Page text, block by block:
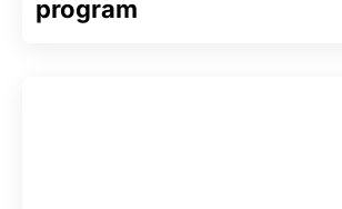
program